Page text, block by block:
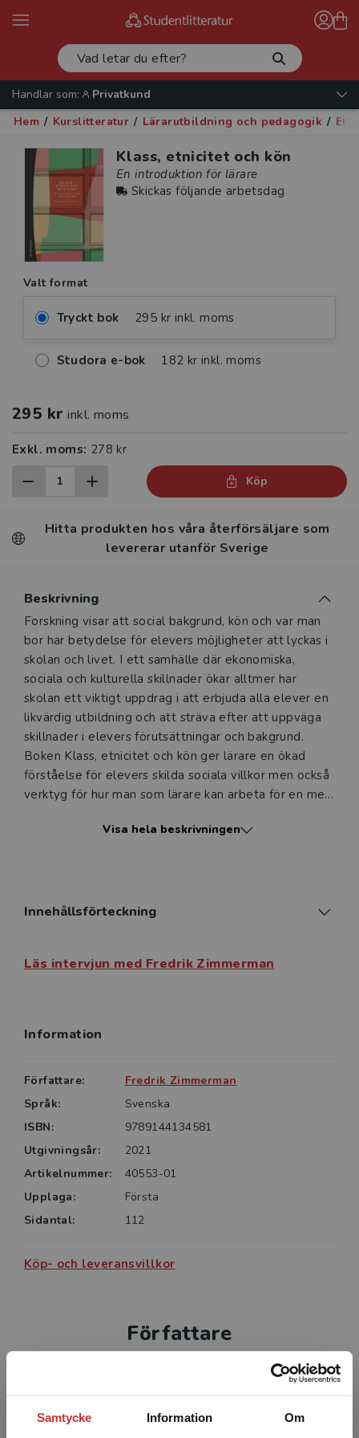
Samtycke Information Om
Handlar som:
Privatkund
Hem / Kurslitteratur / Lärarutbildning och pedagogik /
Klass, etnicitet och kön
En introduktion för lärare
Skickas följande arbetsdag
Valt format
Tryckt bok 295 kr inkl. moms
Studora e-bok 182 kr inkl. moms
295 kr inkl. moms
Exkl. moms: 278 kr
Köp
Hitta produkten hos våra återförsäljare som
levererar utanför Sverige
Beskrivning
Beskrivning
Forskning visar att social bakgrund, kön och var man
bor har betydelse för elevers möjligheter att lyckas i
skolan och livet. I ett samhälle där ekonomiska,
sociala och kulturella skillnader ökar alltmer har
skolan ett viktigt uppdrag i att erbjuda alla elever en
likvärdig utbildning och att sträva efter att uppväga
skillnader i elevers förutsättningar och bakgrund.
Boken Klass, etnicitet och kön ger lärare en ökad
förståelse för elevers skilda sociala villkor men också
verktyg för hur man som lärare kan arbeta för en mer
Visa hela beskrivningen
Innehållsförteckning
Läs intervjun med Fredrik Zimmerman
Information
Författare:
Fredrik Zimmerman
Språk:
Svenska
ISBN:
9789144134581
Utgivningsår:
2021
Artikelnummer:
40553-01
Upplaga:
Första
Sidantal:
112
Köp- och leveransvillkor
Författare